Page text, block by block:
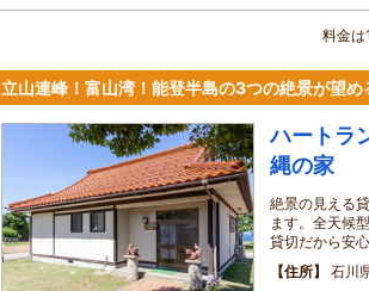
料金は
立山連峰！富山湾！能登半島の3つの絶景が望め
ハートラ
縄の家
絶景の見える
ます。全天候
貸切だから安
住所
石川